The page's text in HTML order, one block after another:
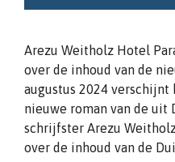
Arezu Weitholz Hotel
over de inhoud van de
augustus 2024
nieuwe roman van de uit
schrijfster Arezu
over de inhoud van de